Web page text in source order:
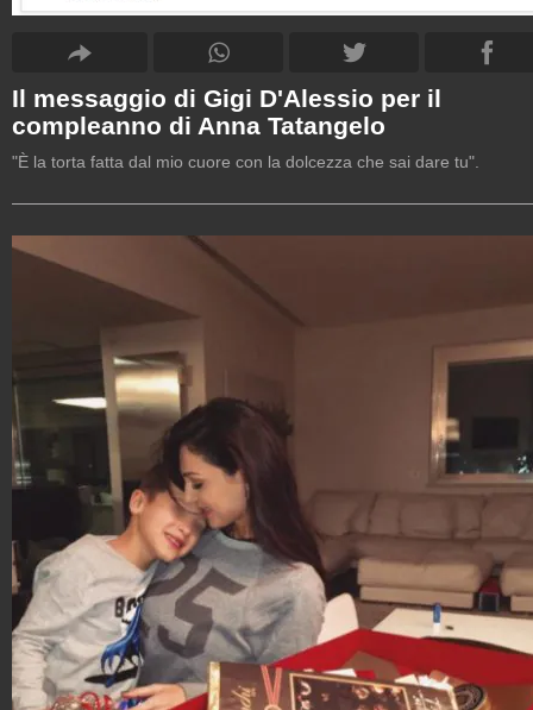
Il messaggio di Gigi D'Alessio per il
compleanno di Anna Tatangelo
"È la torta fatta dal mio cuore con la dolcezza che sai dare tu".